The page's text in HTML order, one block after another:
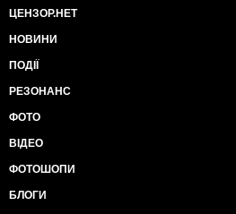
ЦЕНЗОР.НЕТ
НОВИНИ
ПОДІЇ
РЕЗОНАНС
ФОТО
ВІДЕО
ФОТОШОПИ
БЛОГИ